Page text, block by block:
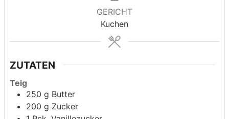
GERICHT
Kuchen
ZUTATEN
Teig
250 g Butter
200 g Zucker